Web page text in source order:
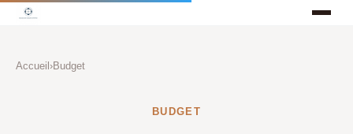
Accueil ›Budget
BUDGET